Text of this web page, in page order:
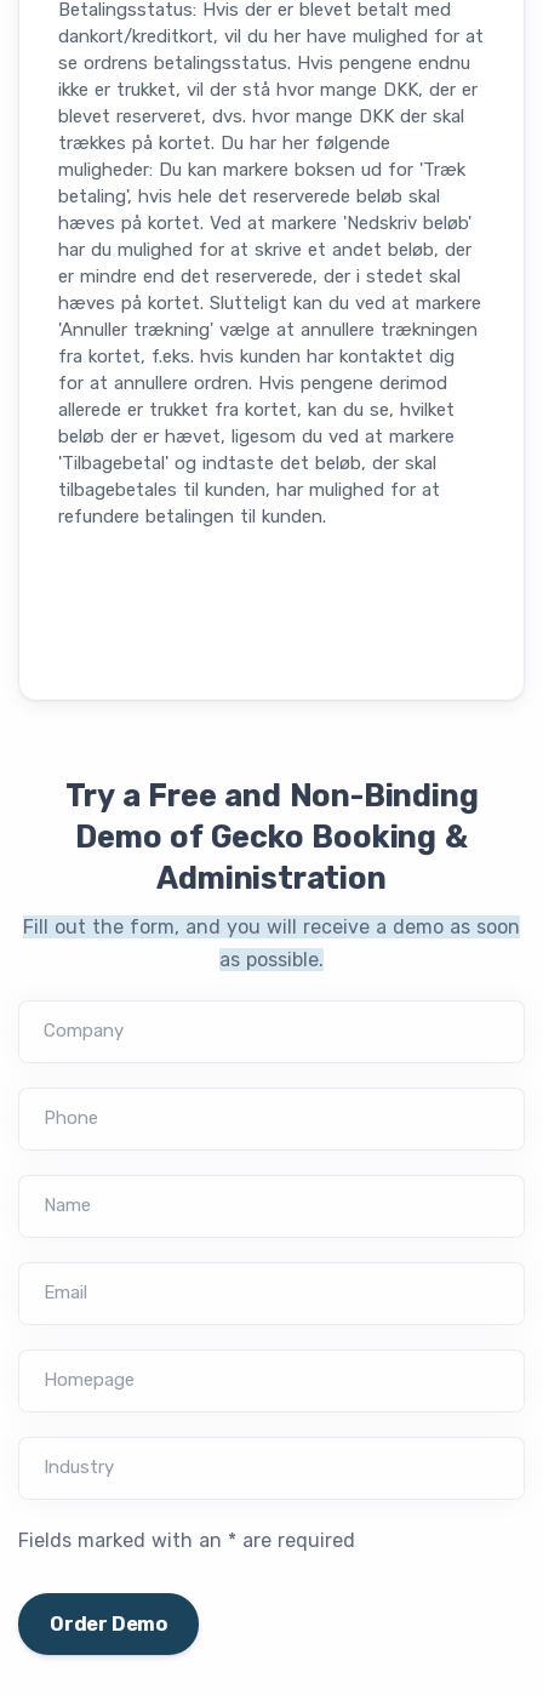
Betalingsstatus: Hvis der er blevet betalt med
dankort/kreditkort, vil du her have mulighed for at
se ordrens betalingsstatus. Hvis pengene endnu
ikke er trukket, vil der stå hvor mange DKK, der er
blevet reserveret, dvs. hvor mange DKK der skal
trækkes på kortet. Du har her følgende
muligheder: Du kan markere boksen ud for 'Træk
betaling', hvis hele det reserverede beløb skal
hæves på kortet. Ved at markere 'Nedskriv beløb'
har du mulighed for at skrive et andet beløb, der
er mindre end det reserverede, der i stedet skal
hæves på kortet. Slutteligt kan du ved at markere
'Annuller trækning' vælge at annullere trækningen
fra kortet, f.eks. hvis kunden har kontaktet dig
for at annullere ordren. Hvis pengene derimod
allerede er trukket fra kortet, kan du se, hvilket
beløb der er hævet, ligesom du ved at markere
'Tilbagebetal' og indtaste det beløb, der skal
tilbagebetales til kunden, har mulighed for at
refundere betalingen til kunden.
Try a Free and Non-Binding
Demo of Gecko Booking &
Administration
Fill out the form, and you will receive a demo as soon
as possible.
Company
Phone
Name
Email
Homepage
Industry
Fields marked with an * are required
Order Demo